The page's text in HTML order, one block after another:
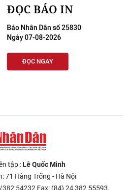
ĐỌC BÁO IN
Báo Nhân Dân số 25830
Ngày 07-08-2026
ĐỌC NGAY
tập :Lê Quốc Minh
71 Hàng Trống - Hà Nội
54232 Fax: (84) 24 382 55593.